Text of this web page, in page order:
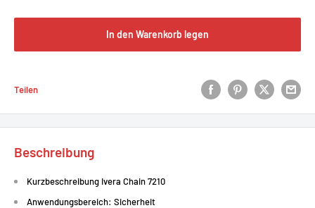
In den Warenkorb legen
Teilen
Beschreibung
Kurzbeschreibung Ivera Chain 7210
Anwendungsbereich: Sicherheit